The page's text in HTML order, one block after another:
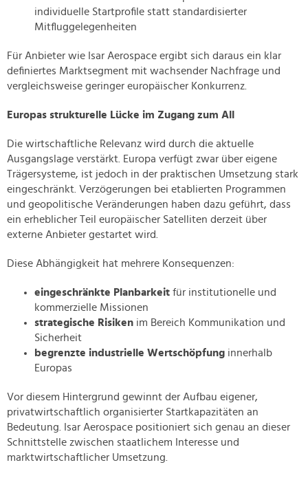
individuelle Startprofile statt standardisierter
Mitfluggelegenheiten
Für Anbieter wie Isar Aerospace ergibt sich daraus ein klar
definiertes Marktsegment mit wachsender Nachfrage und
vergleichsweise geringer europäischer Konkurrenz.
Europas strukturelle Lücke im Zugang zum All
Die wirtschaftliche Relevanz wird durch die aktuelle
Ausgangslage verstärkt. Europa verfügt zwar über eigene
Trägersysteme, ist jedoch in der praktischen Umsetzung stark
eingeschränkt. Verzögerungen bei etablierten Programmen
und geopolitische Veränderungen haben dazu geführt, dass
ein erheblicher Teil europäischer Satelliten derzeit über
externe Anbieter gestartet wird.
Diese Abhängigkeit hat mehrere Konsequenzen:
eingeschränkte Planbarkeit für institutionelle und
kommerzielle Missionen
strategische Risiken im Bereich Kommunikation und
Sicherheit
begrenzte industrielle Wertschöpfung innerhalb
Europas
Vor diesem Hintergrund gewinnt der Aufbau eigener,
privatwirtschaftlich organisierter Startkapazitäten an
Bedeutung. Isar Aerospace positioniert sich genau an dieser
Schnittstelle zwischen staatlichem Interesse und
marktwirtschaftlicher Umsetzung.